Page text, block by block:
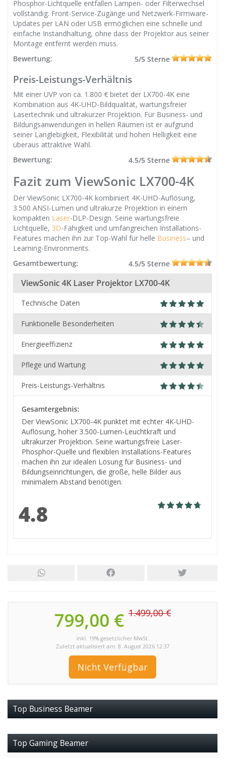
Phosphor-Lichtquelle entfallen Lampen- oder Filterwechsel
vollständig. Front-Service-Zugänge und Netzwerk-Firmware-
Updates per LAN oder USB ermöglichen eine schnelle und
einfache Instandhaltung, ohne dass der Projektor aus seiner
Montage entfernt werden muss.
Bewertung:
5/5 Sterne
Preis-Leistungs-Verhältnis
Mit einer UVP von ca. 1.800 € bietet der LX700-4K eine
Kombination aus 4K-UHD-Bildqualität, wartungsfreier
Lasertechnik und ultrakurzer Projektion. Für Business- und
Bildungsanwendungen in hellen Räumen ist er aufgrund
seiner Langlebigkeit, Flexibilität und hohen Helligkeit eine
überaus attraktive Wahl.
Bewertung:
4.5/5 Sterne
Fazit zum ViewSonic LX700-4K
Der ViewSonic LX700-4K kombiniert 4K-UHD-Auflösung,
3.500 ANSI-Lumen und ultrakurze Projektion in einem
kompakten Laser-DLP-Design. Seine wartungsfreie
Lichtquelle, 3D-Fähigkeit und umfangreichen Installations-
Features machen ihn zur Top-Wahl für helle Business– und
Learning-Environments.
Gesamtbewertung:
4.5/5 Sterne
ViewSonic 4K Laser Projektor LX700-4K
Technische Daten
Funktionelle Besonderheiten
Energieeffizienz
Pflege und Wartung
Preis-Leistungs-Verhältnis
Gesamtergebnis:
Der ViewSonic LX700-4K punktet mit echter 4K-UHD-
Auflösung, hoher 3.500-Lumen-Leuchtkraft und
ultrakurzer Projektion. Seine wartungsfreie Laser-
Phosphor-Quelle und flexiblen Installations-Features
machen ihn zur idealen Lösung für Business- und
Bildungseinrichtungen, die große, helle Bilder aus
minimalem Abstand benötigen.
4.8
799,00 €1.499,00 €
inkl. 19% gesetzlicher MwSt.
Zuletzt aktualisiert am: 8. August 2026 12:37
Nicht Verfügbar
Top Business Beamer
Top Gaming Beamer